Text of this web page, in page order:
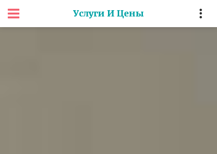
Услуги И Цены